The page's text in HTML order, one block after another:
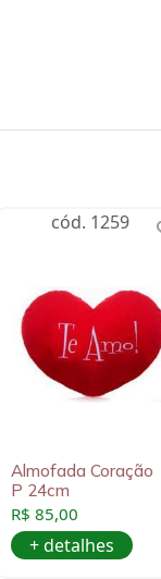
cód. 1259
Almofada Coração
P 24cm
R$ 85,00
+ detalhes